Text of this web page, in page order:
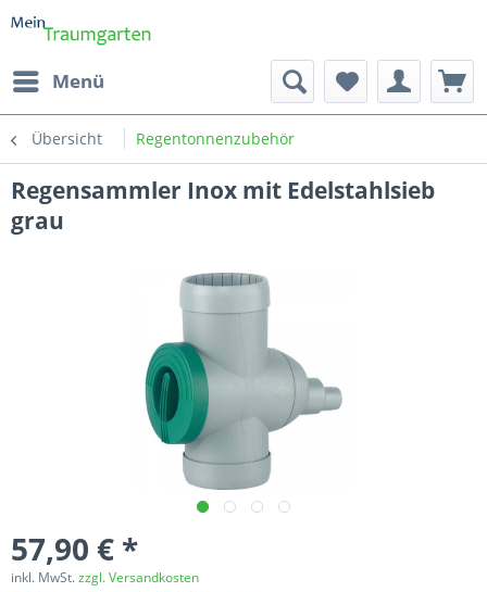
Menü
Übersicht Regentonnenzubehör
Regensammler Inox mit Edelstahlsieb
grau
57,90 € *
inkl. MwSt.zzgl. Versandkosten